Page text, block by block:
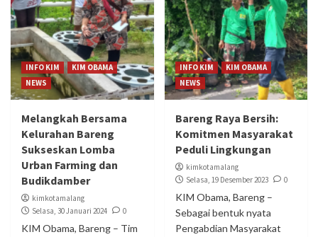
INFO KIM
KIM OBAMA
NEWS
Melangkah Bersama
Kelurahan Bareng
Sukseskan Lomba
Urban Farming dan
Budikdamber
kimkotamalang
Selasa, 30 Januari 2024
0
KIM Obama, Bareng – Tim
INFO KIM
KIM OBAMA
NEWS
Bareng Raya Bersih:
Komitmen Masyarakat
Peduli Lingkungan
kimkotamalang
Selasa, 19 Desember 2023
0
KIM Obama, Bareng –
Sebagai bentuk nyata
Pengabdian Masyarakat